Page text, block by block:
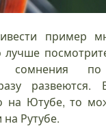
пример
лучше
сомнения
на Ютубе, то
Рутубе.